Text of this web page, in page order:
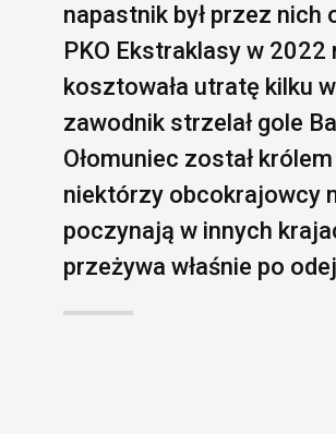
napastnik był przez
PKO Ekstraklasy w
kosztowała utratę kilku
zawodnik strzelał gole
Ołomuniec został
niektórzy obcokrajowcy
poczynają w innych
przeżywa właśnie po